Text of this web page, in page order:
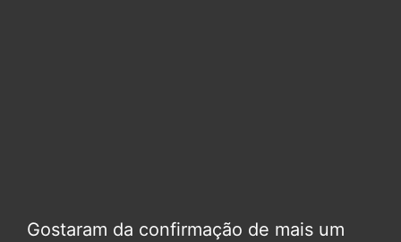
Gostaram da confirmação de mais um